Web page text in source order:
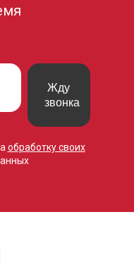
Жду
звонка
обработку своих